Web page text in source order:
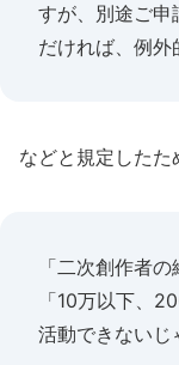
すが、別途ご申
だければ、例外
などと規定したた
「二次創作者
「10万以下、
活動できないじ